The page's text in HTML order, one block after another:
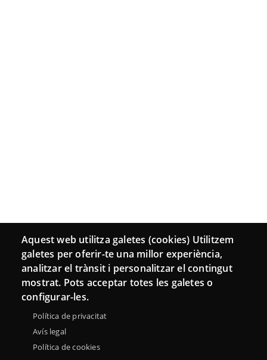
Aquest web utilitza galetes (cookies) Utilitzem
galetes per oferir-te una millor experiència,
analitzar el trànsit i personalitzar el contingut
mostrat. Pots acceptar totes les galetes o
configurar-les.
Política de privacitat
Avís legal
Política de cookies